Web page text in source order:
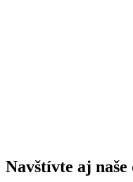
Navštívte aj